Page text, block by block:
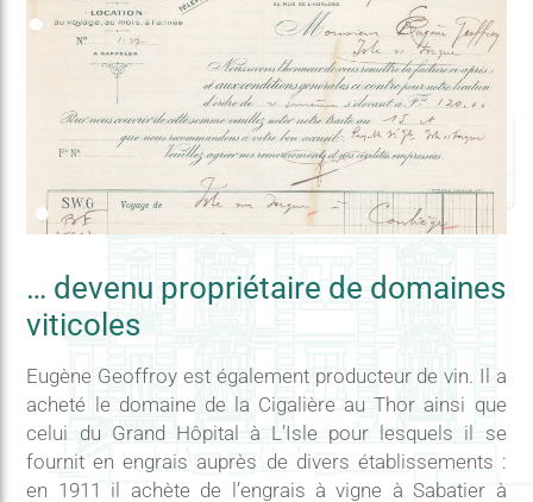
… devenu propriétaire de domaines
viticoles
Eugène Geoffroy est également producteur de vin. Il a
acheté le domaine de la Cigalière au Thor ainsi que
celui du Grand Hôpital à L’Isle pour lesquels il se
fournit en engrais auprès de divers établissements :
en 1911 il achète de l’engrais à vigne à Sabatier à